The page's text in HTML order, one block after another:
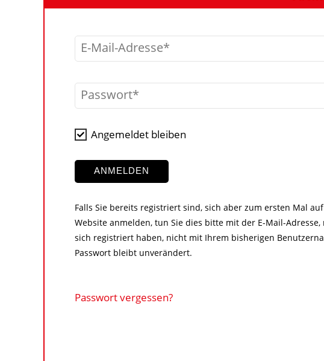
E-Mail-Adresse
Passwort
Angemeldet bleiben
ANMELDEN
Falls Sie bereits registriert sind, sich aber zum ersten Mal
Website anmelden, tun Sie dies bitte mit der E-Mail-Adresse,
sich registriert haben, nicht mit Ihrem bisherigen
Passwort bleibt unverändert.
Passwort vergessen?